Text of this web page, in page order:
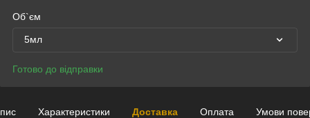
Об`єм
5мл
Готово до відправки
Характеристики Доставка Оплата Умови